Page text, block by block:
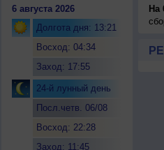
6 августа 2026
Долгота дня: 13:21
Восход: 04:34
Заход: 17:55
24-й лунный день
Посл.четв. 06/08
Восход: 22:28
Заход: 11:45
На